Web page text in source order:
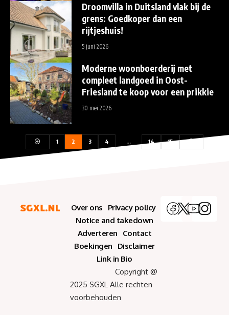
Droomvilla in Duitsland vlak bij de
grens: Goedkoper dan een
rijtjeshuis!
5 juni 2026
Moderne woonboerderij met
compleet landgoed in Oost-
Friesland te koop voor een prikkie
30 mei 2026
1 2 3 4 … 14 15
Over ons
Privacy policy
Notice and takedown
Adverteren
Contact
Boekingen
Disclaimer
Link in Bio
Copyright @
2025 SGXL Alle rechten
voorbehouden